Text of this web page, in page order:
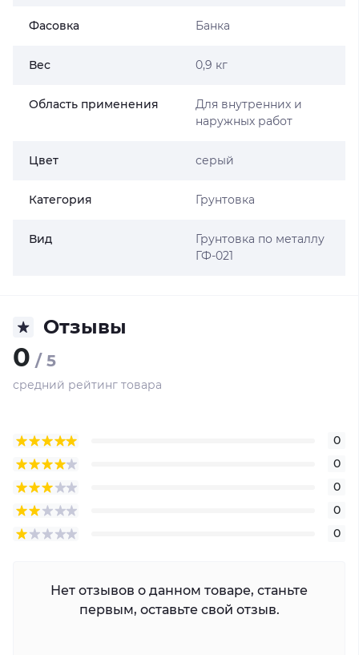
Фасовка Банка
Вес 0,9 кг
Область применения
Для внутренних и
наружных работ
Цвет серый
Категория Грунтовка
Вид
Грунтовка по металлу
ГФ-021
Отзывы
0 / 5
средний рейтинг товара
0
0
0
0
0
Нет отзывов о данном товаре, станьте
первым, оставьте свой отзыв.